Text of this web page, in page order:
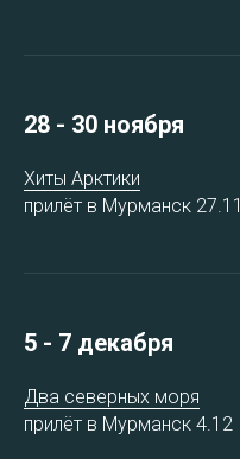
28 - 30 ноября
Хиты Арктики
прилёт в Мурманск 27.11
5 - 7 декабря
Два северных моря
прилёт в Мурманск 4.12